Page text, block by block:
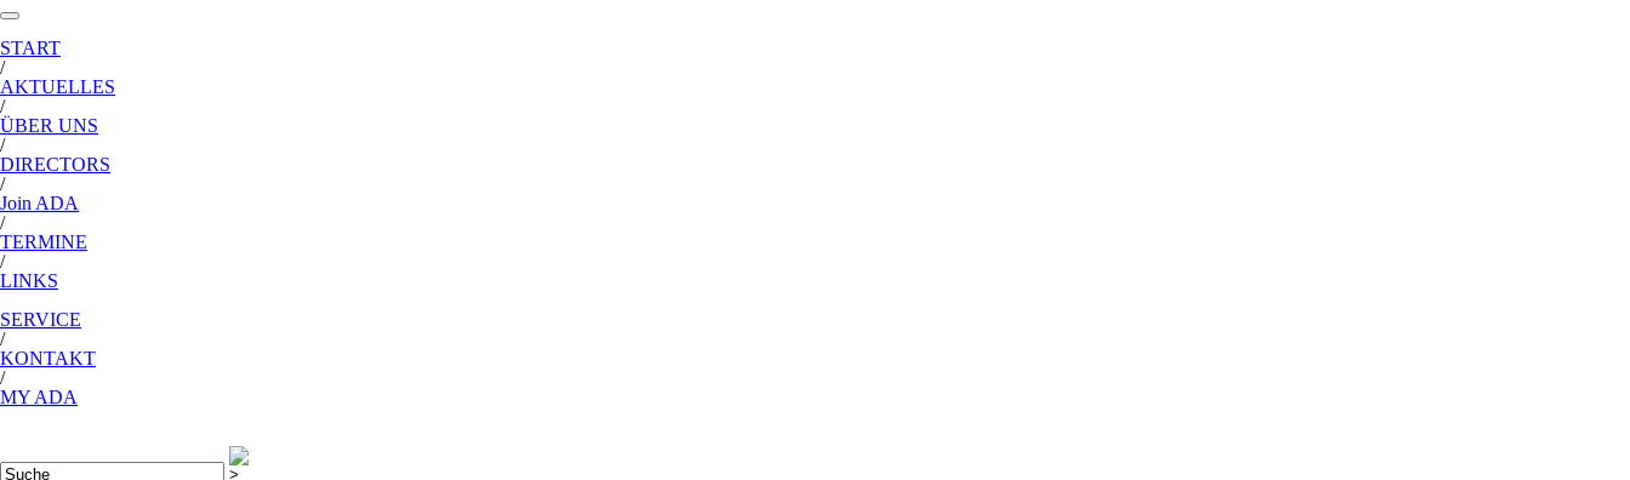
START
/
AKTUELLES
/
ÜBER UNS
/
DIRECTORS
/
Join ADA
/
TERMINE
/
LINKS
SERVICE
/
KONTAKT
/
MY ADA